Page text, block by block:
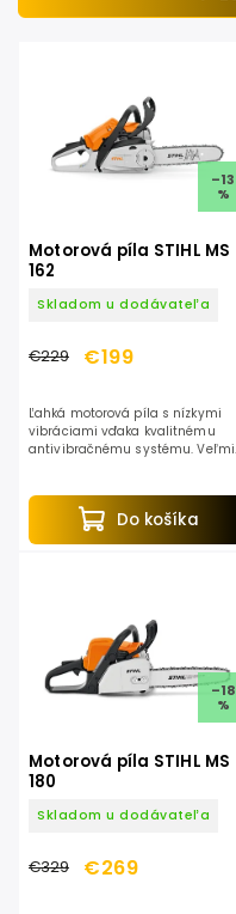
Najlacnejšie
Abecedne
–13
%
Motorová píla STIHL MS
162
Skladom u dodávateľa
€229 €199
Do košíka
Ľahká motorová píla s nízkymi
vibráciami vďaka kvalitnému
antivibračnému systému. Veľmi
stínanie malých stromov....
–18
%
Motorová píla STIHL MS
180
Skladom u dodávateľa
€329 €269